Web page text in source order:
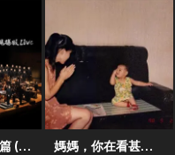
羅剎國紀·山之篇 (Live) 媽媽，你在看甚麼？ (Live)